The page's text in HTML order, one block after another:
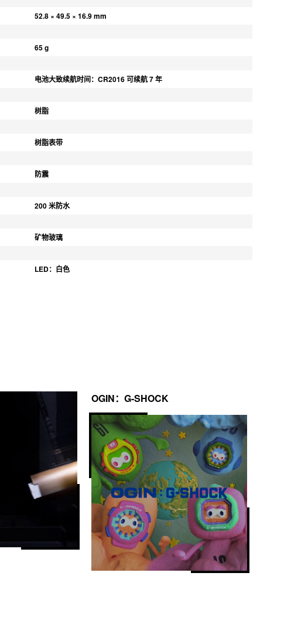
52.8 × 49.5 × 16.9 mm
65 g
电池大致续航时间：CR2016 可续航 7 年
树脂
树脂表带
防震
200 米防水
矿物玻璃
LED：白色
OGIN：G-SHOCK